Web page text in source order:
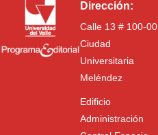
Dirección:
Calle 13 # 100-00
Ciudad
Universitaria
Meléndez
Edificio
Administración